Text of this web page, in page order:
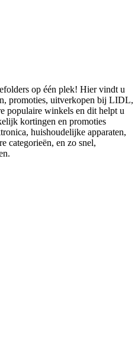
op één plek! Hier vindt u
promoties, uitverkopen bij LIDL,
populaire winkels en dit helpt u
kortingen en promoties
huishoudelijke apparaten,
categorieën, en zo snel,